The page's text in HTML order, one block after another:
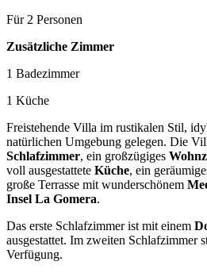
Für 2 Personen
Zusätzliche Zimmer
1 Badezimmer
1 Küche
Freistehende Villa im rustikalen Stil,
natürlichen Umgebung gelegen. Die
Schlafzimmer, ein großzügiges
voll ausgestattete Küche, ein
große Terrasse mit wunderschönem
Insel La Gomera.
Das erste Schlafzimmer ist mit einem
ausgestattet. Im zweiten Schlafzimmer
Verfügung.